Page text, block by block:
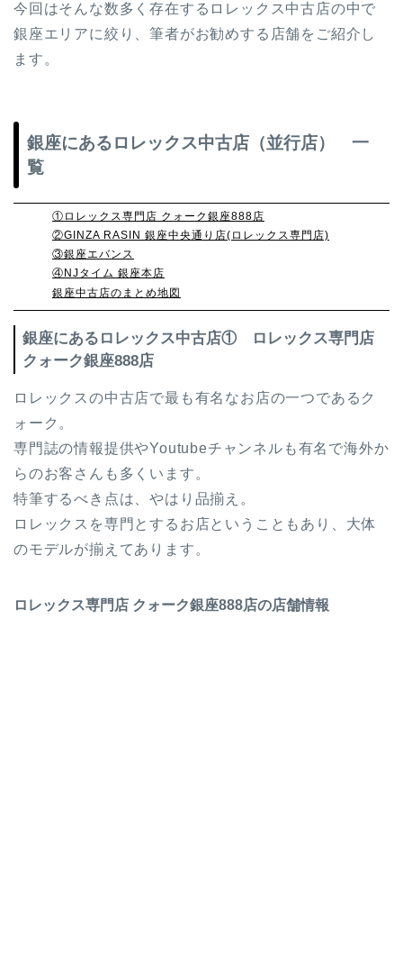
今回はそんな数多く存在するロレックス中古店の中で
銀座エリアに絞り、筆者がお勧めする店舗をご紹介し
ます。
銀座にあるロレックス中古店（並行店） 一
覧
①ロレックス専門店 クォーク銀座888店
②‭GINZA RASIN 銀座中央通り店(ロレックス専門店)
③銀座エバンス
④NJタイム 銀座本店‬
銀座中古店のまとめ地図‬
銀座にあるロレックス中古店① ロレックス専門店
クォーク銀座888店
ロレックスの中古店で最も有名なお店の一つであるク
ォーク。
専門誌の情報提供やYoutubeチャンネルも有名で海外か
らのお客さんも多くいます。
特筆するべき点は、やはり品揃え。
ロレックスを専門とするお店ということもあり、大体
のモデルが揃えてあります。
ロレックス専門店 クォーク銀座888店の店舗情報